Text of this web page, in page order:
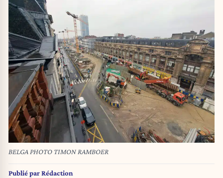
BELGA PHOTO TIMON RAMBOER
Publié parRédaction